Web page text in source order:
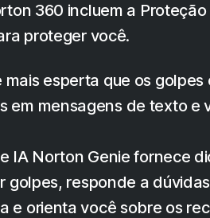
360 incluem a
proteger você.
mais esperta que os golpes
em mensagens de texto e
IA Norton Genie fornece
golpes, responde a
e orienta você sobre os